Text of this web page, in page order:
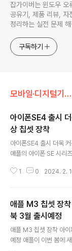
잡가이버는 윈도우 오
공유기, 제품 리뷰, 자
정리하는 실전 문제
구독하기
모바일·디지털기기/애플·아이폰·Mac
아이폰SE4 출시
상 칩셋 장착
아이폰SE4 출시 더욱
애플의 아이폰 SE 시리
아이폰 SE4 모델에 대한
습니다. 항목 내용 디자
R 또는 아이폰 11과 유사
레이: 5.7인치 또는 6.1
상, OLED 디스플레이
1 0 2024. 2.
애플 M3 칩셋 장
북 3월 출시예정
애플 M3 칩셋 장착 아
예정 애플이 이번 봄에